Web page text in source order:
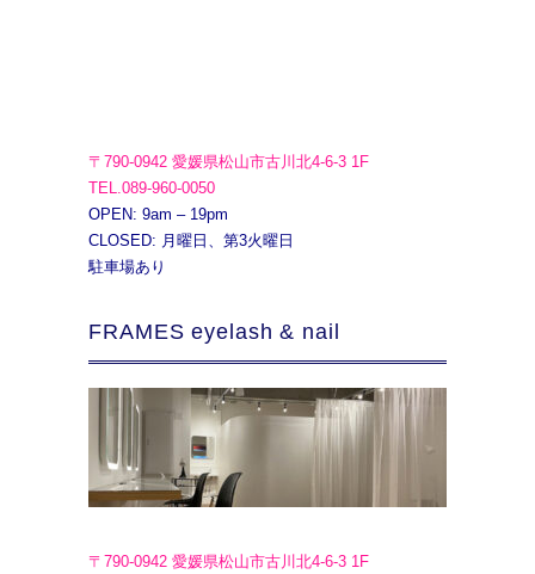
〒790-0942 愛媛県松山市古川北4-6-3 1F
TEL.089-960-0050
OPEN: 9am – 19pm
CLOSED: 月曜日、第3火曜日
駐車場あり
FRAMES eyelash & nail
〒790-0942 愛媛県松山市古川北4-6-3 1F